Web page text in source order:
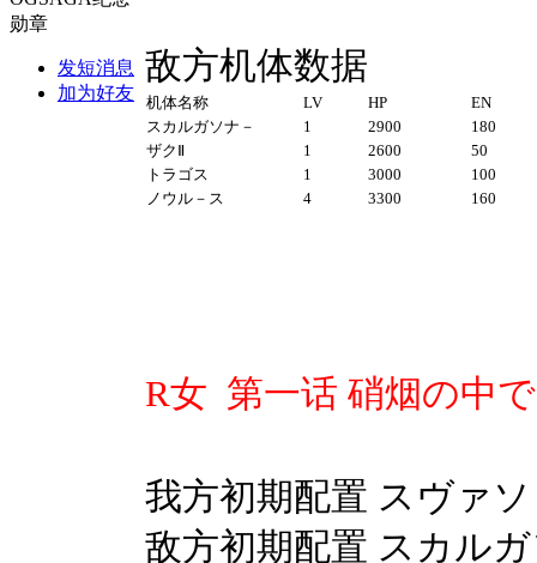
发短消息
加为好友
敌方机体数据
机体名称 LV HP
EN
スカルガソナ－
1 2900
180
ザクⅡ
1 2600
50
トラゴス
1 3000
100
ノウル－ス
4 3300 160
R女 第一话 硝烟の中で
我方初期配置 スヴァ
敌方初期配置 スカル